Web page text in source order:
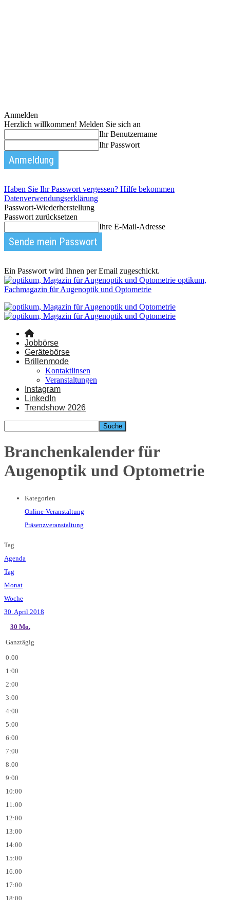
Anmelden
Herzlich willkommen! Melden Sie sich an
Ihr Benutzername
Ihr Passwort
Haben Sie Ihr Passwort vergessen? Hilfe bekommen
Datenverwendungserklärung
Passwort-Wiederherstellung
Passwort zurücksetzen
Ihre E-Mail-Adresse
Ein Passwort wird Ihnen per Email zugeschickt.
optikum,
Fachmagazin für Augenoptik und Optometrie
Jobbörse
Gerätebörse
Brillenmode
Kontaktlinsen
Veranstaltungen
Instagram
LinkedIn
Trendshow 2026
Branchenkalender für
Augenoptik und Optometrie
Kategorien
Online-Veranstaltung
Präsenzveranstaltung
Tag
Agenda
Tag
Monat
Woche
30. April 2018
30 Mo.
Ganztägig
0:00
1:00
2:00
3:00
4:00
5:00
6:00
7:00
8:00
9:00
10:00
11:00
12:00
13:00
14:00
15:00
16:00
17:00
18:00